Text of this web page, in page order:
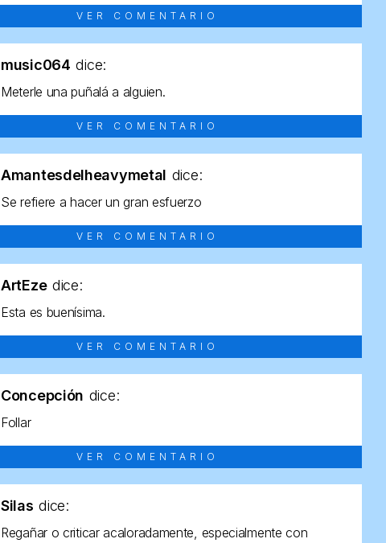
VER COMENTARIO
music064 dice:
Meterle una puñalá a alguien.
VER COMENTARIO
Amantesdelheavymetal dice:
Se refiere a hacer un gran esfuerzo
VER COMENTARIO
ArtEze dice:
Esta es buenísima.
VER COMENTARIO
Concepción dice:
Follar
VER COMENTARIO
Silas dice:
Regañar o criticar acaloradamente, especialmente con